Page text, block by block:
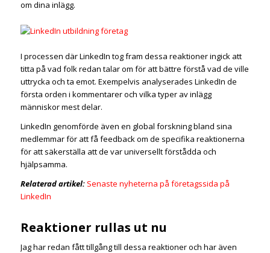
om dina inlägg.
I processen där LinkedIn tog fram dessa reaktioner ingick att
titta på vad folk redan talar om för att bättre förstå vad de ville
uttrycka och ta emot. Exempelvis analyserades LinkedIn de
första orden i kommentarer och vilka typer av inlägg
människor mest delar.
LinkedIn genomförde även en global forskning bland sina
medlemmar för att få feedback om de specifika reaktionerna
för att säkerställa att de var universellt förstådda och
hjälpsamma.
Relaterad artikel: Senaste nyheterna på företagssida på
LinkedIn
Reaktioner rullas ut nu
Jag har redan fått tillgång till dessa reaktioner och har även